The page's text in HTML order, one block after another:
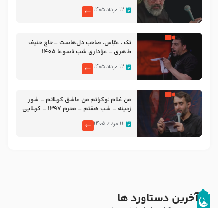
۱۲ مرداد ۱۴۰۵
تک ، عبّاس، صاحب دل‌هاست – حاج حنیف
طاهری – عزاداری شب تاسوعا 1405
۱۲ مرداد ۱۴۰۵
من غلام نوکراتم من عاشق کربلاتم – شور
زمینه – شب هفتم – محرم 1397 – کربلایی
۱۱ مرداد ۱۴۰۵
آخرین دستاورد ها